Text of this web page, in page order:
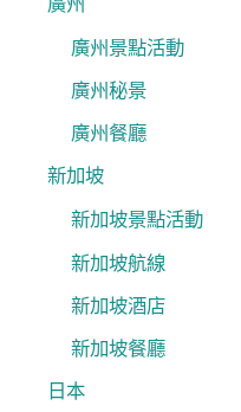
廣州景點活動
廣州秘景
廣州餐廳
新加坡
新加坡景點活動
新加坡航線
新加坡酒店
新加坡餐廳
日本